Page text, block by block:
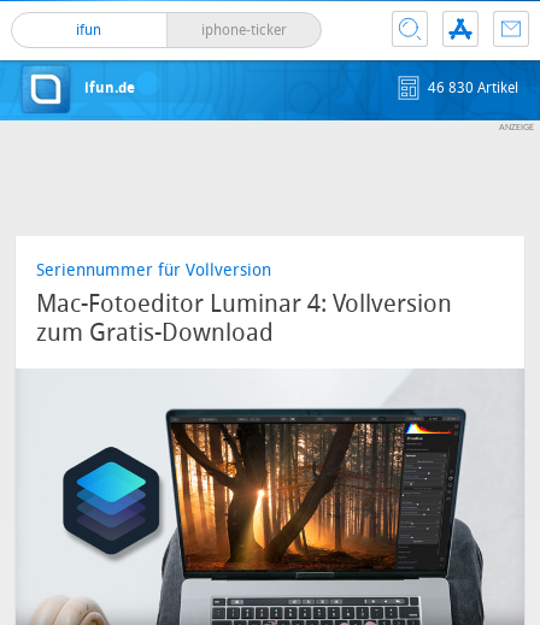
ifun iphone-ticker
ifun.de 46 830 Artikel
Seriennummer für Vollversion
Mac-Fotoeditor Luminar 4: Vollversion
zum Gratis-Download